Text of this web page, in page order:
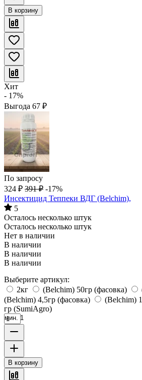
В корзину
Хит
- 17%
Выгода 67 ₽
По запросу
324 ₽ 391 ₽ -17%
Инсектицид Теппеки ВДГ (Belchim),
5
Осталось несколько штук
Осталось несколько штук
Нет в наличии
В наличии
В наличии
В наличии
Выберите артикул:
2кг
(Belchim) 50гр (фасовка)
(Belchim) 4,5гр (фасовка)
(Belchim)
гр (SumiAgro)
мин. 1
В корзину